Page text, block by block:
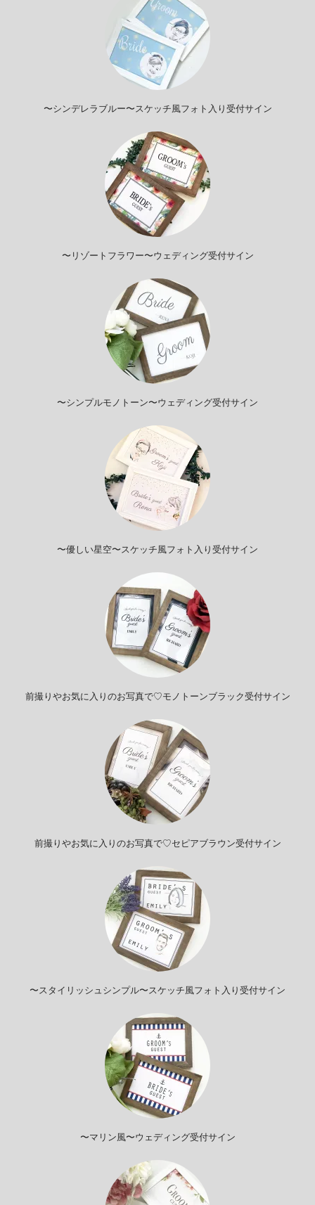
〜シンデレラブルー〜スケッチ風フォト入り受付サイン
〜リゾートフラワー〜ウェディング受付サイン
〜シンプルモノトーン〜ウェディング受付サイン
〜優しい星空〜スケッチ風フォト入り受付サイン
前撮りやお気に入りのお写真で♡モノトーンブラック受付サイン
前撮りやお気に入りのお写真で♡セピアブラウン受付サイン
〜スタイリッシュシンプル〜スケッチ風フォト入り受付サイン
〜マリン風〜ウェディング受付サイン